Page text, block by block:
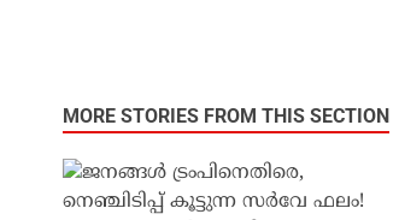
MORE STORIES FROM THIS SECTION